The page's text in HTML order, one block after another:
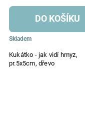
Kukátko - jak vidí hmyz,
pr.5x5cm, dřevo
Skladem
DO KOŠÍKU